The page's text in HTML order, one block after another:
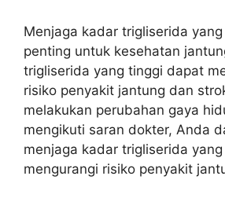
Menjaga kadar trigliserida
penting untuk kesehatan
trigliserida yang tinggi dapat
risiko penyakit jantung dan
melakukan perubahan gaya
mengikuti saran dokter, Anda
menjaga kadar trigliserida
mengurangi risiko penyakit